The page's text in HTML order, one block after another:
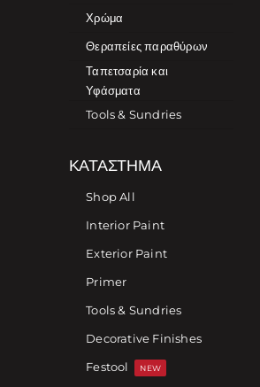
Χρώμα
Θεραπείες παραθύρων
Ταπετσαρία και
Υφάσματα
Tools & Sundries
ΚΑΤΆΣΤΗΜΑ
Shop All
Interior Paint
Exterior Paint
Primer
Tools & Sundries
Decorative Finishes
Festool
NEW